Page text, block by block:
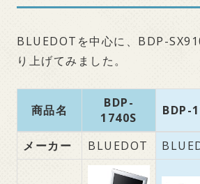
BLUEDOTを中心に、BDP-
り上げてみました。
商品名
BDP-
1740S
BDP-
メーカー
BLUEDOT